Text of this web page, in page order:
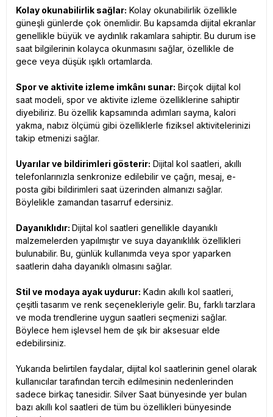
Kolay okunabilirlik sağlar: Kolay okunabilirlik özellikle
güneşli günlerde çok önemlidir. Bu kapsamda dijital ekranlar
genellikle büyük ve aydınlık rakamlara sahiptir. Bu durum ise
saat bilgilerinin kolayca okunmasını sağlar, özellikle de
gece veya düşük ışıklı ortamlarda.
Spor ve aktivite izleme imkânı sunar: Birçok dijital kol
saat modeli, spor ve aktivite izleme özelliklerine sahiptir
diyebiliriz. Bu özellik kapsamında adımları sayma, kalori
yakma, nabız ölçümü gibi özelliklerle fiziksel aktivitelerinizi
takip etmenizi sağlar.
Uyarılar ve bildirimleri gösterir: Dijital kol saatleri, akıllı
telefonlarınızla senkronize edilebilir ve çağrı, mesaj, e-
posta gibi bildirimleri saat üzerinden almanızı sağlar.
Böylelikle zamandan tasarruf edersiniz.
Dayanıklıdır: Dijital kol saatleri genellikle dayanıklı
malzemelerden yapılmıştır ve suya dayanıklılık özellikleri
bulunabilir. Bu, günlük kullanımda veya spor yaparken
saatlerin daha dayanıklı olmasını sağlar.
Stil ve modaya ayak uydurur: Kadın akıllı kol saatleri,
çeşitli tasarım ve renk seçenekleriyle gelir. Bu, farklı tarzlara
ve moda trendlerine uygun saatleri seçmenizi sağlar.
Böylece hem işlevsel hem de şık bir aksesuar elde
edebilirsiniz.
Yukarıda belirtilen faydalar, dijital kol saatlerinin genel olarak
kullanıcılar tarafından tercih edilmesinin nedenlerinden
sadece birkaç tanesidir. Silver Saat bünyesinde yer bulan
bazı akıllı kol saatleri de tüm bu özellikleri bünyesinde